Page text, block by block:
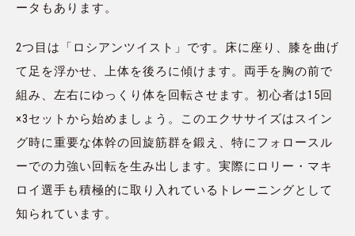
ータもあります。
2つ目は「ロシアンツイスト」です。床に座り、膝を曲げ
て足を浮かせ、上体を後ろに傾けます。両手を胸の前で
組み、左右にゆっくり体を回転させます。初心者は15回
×3セットから始めましょう。このエクササイズはスイン
グ時に重要な体幹の回旋筋群を鍛え、特にフォロースル
ーでの力強い回転を生み出します。実際にロリー・マキ
ロイ選手も積極的に取り入れているトレーニングとして
知られています。